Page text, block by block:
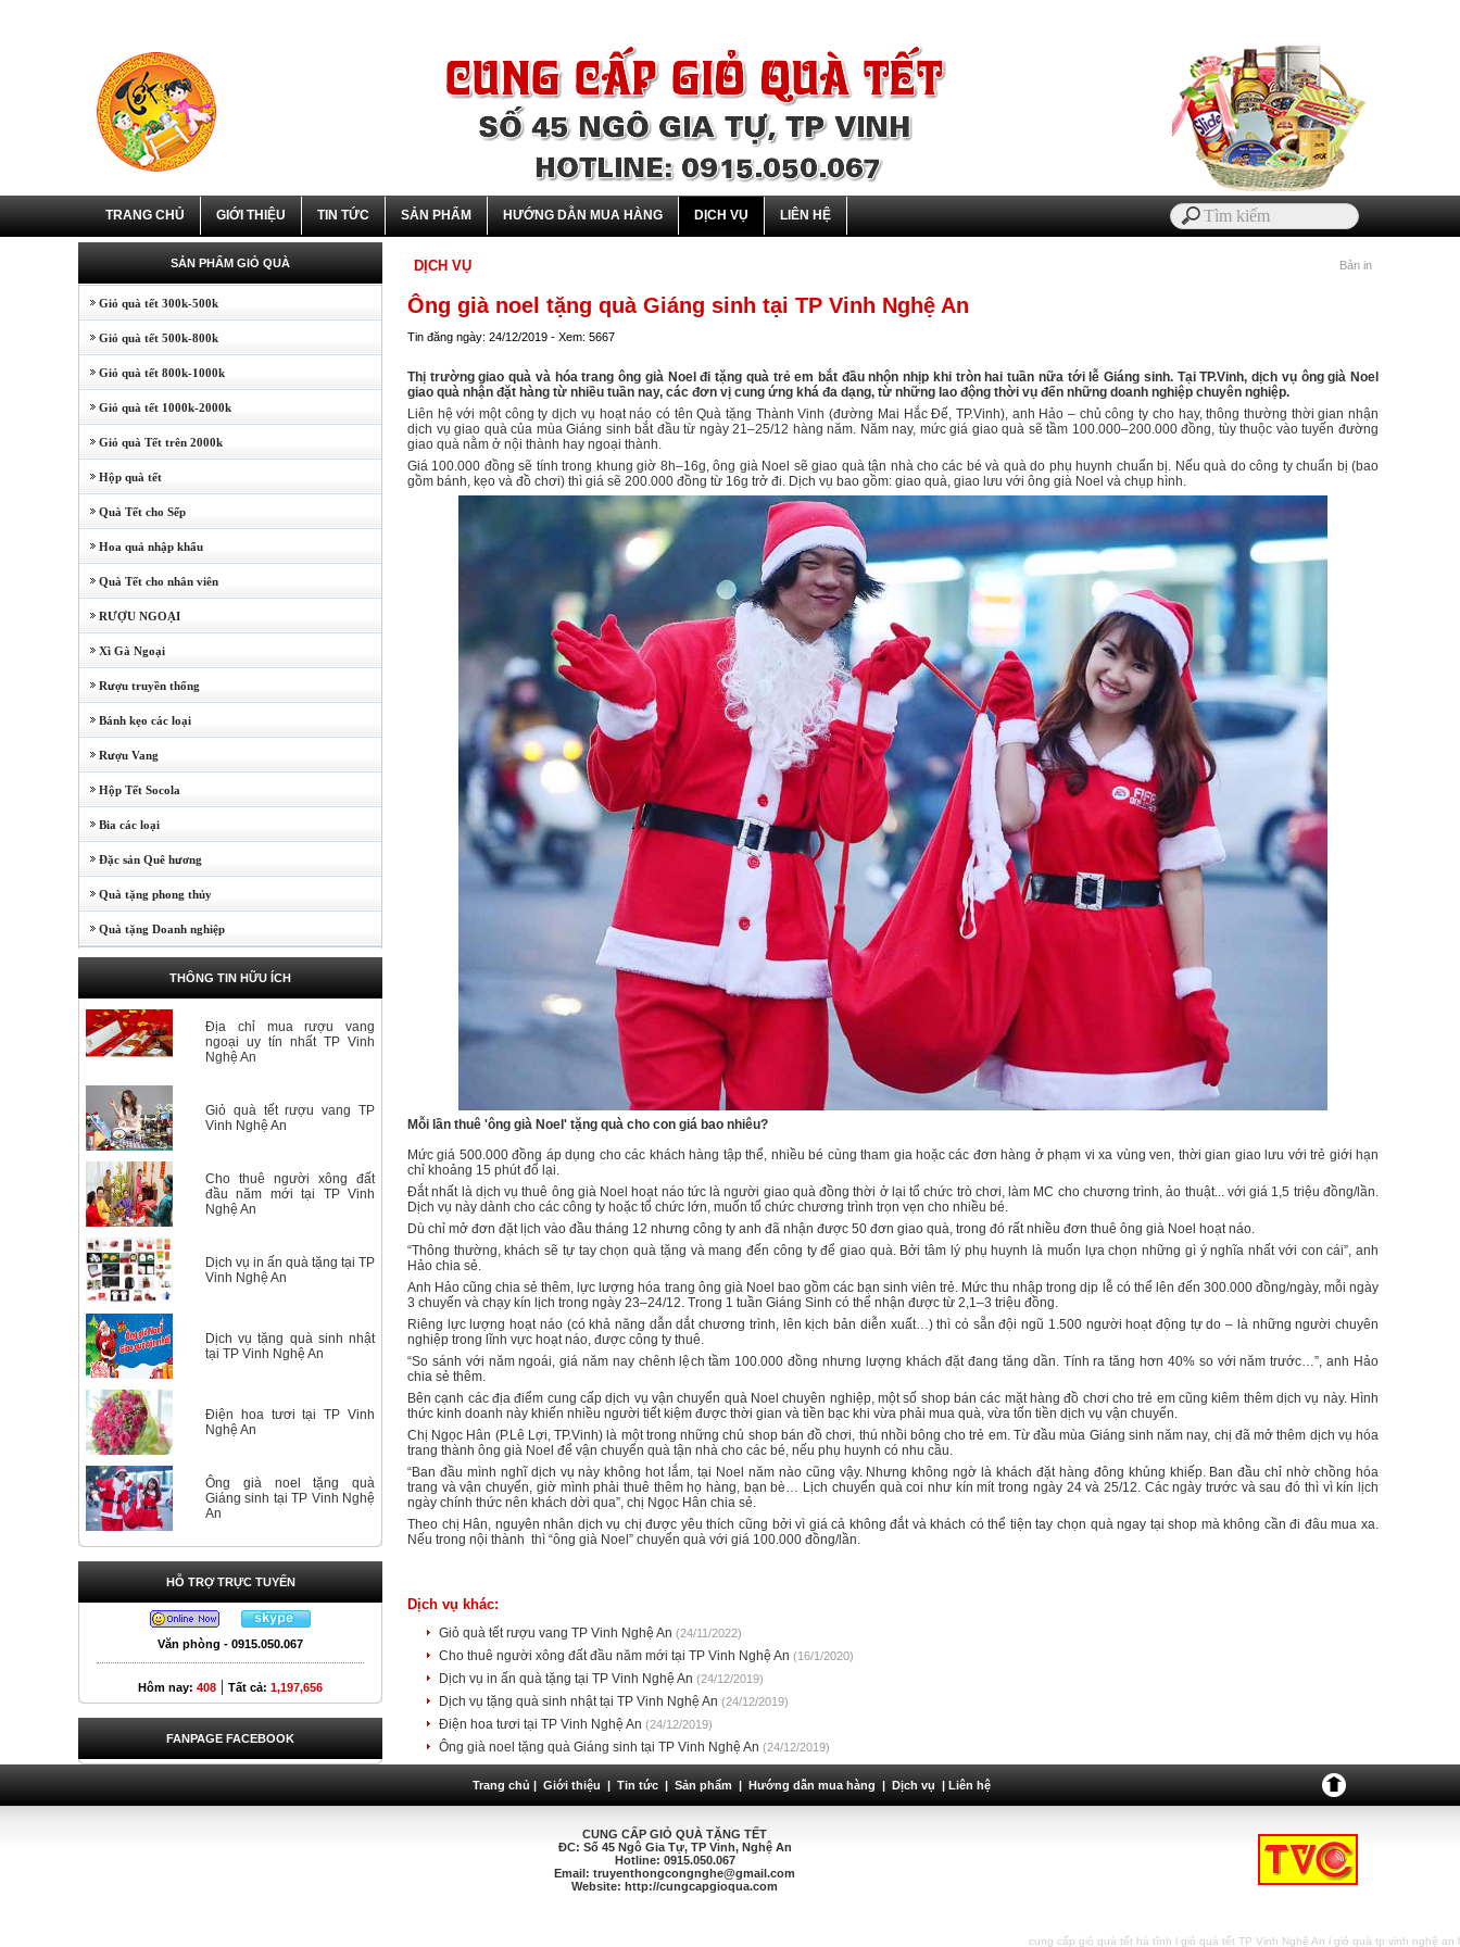
TRANG CHỦ GIỚI THIỆU TIN TỨC SẢN PHẨM HƯỚNG DẪN MUA HÀNG DỊCH VỤ LIÊN HỆ
SẢN PHẨM GIỎ QUÀ
Giỏ quà tết 300k-500k
Giỏ quà tết 500k-800k
Giỏ quà tết 800k-1000k
Giỏ quà tết 1000k-2000k
Giỏ quà Tết trên 2000k
Hộp quà tết
Quà Tết cho Sếp
Hoa quả nhập khẩu
Quà Tết cho nhân viên
RƯỢU NGOẠI
Xì Gà Ngoại
Rượu truyền thống
Bánh kẹo các loại
Rượu Vang
Hộp Tết Socola
Bia các loại
Đặc sản Quê hương
Quà tặng phong thủy
Quà tặng Doanh nghiệp
THÔNG TIN HỮU ÍCH
Địa chỉ mua rượu vang
ngoại uy tín nhất TP Vinh
Nghệ An
Giỏ quà tết rượu vang TP
Vinh Nghệ An
Cho thuê người xông đất
đầu năm mới tại TP Vinh
Nghệ An
Dịch vụ in ấn quà tặng tại TP
Vinh Nghệ An
Dịch vụ tặng quà sinh nhật
tại TP Vinh Nghệ An
Điện hoa tươi tại TP Vinh
Nghệ An
Ông già noel tặng quà
Giáng sinh tại TP Vinh Nghệ
An
HỖ TRỢ TRỰC TUYẾN
Văn phòng - 0915.050.067
Hôm nay: 408 | Tất cả: 1,197,656
FANPAGE FACEBOOK
DỊCH VỤ Bản in
Ông già noel tặng quà Giáng sinh tại TP Vinh Nghệ An
Tin đăng ngày: 24/12/2019 - Xem: 5667
Thị trường giao quà và hóa trang ông già Noel đi tặng quà trẻ em bắt đầu nhộn nhịp khi tròn hai tuần nữa tới lễ Giáng sinh. Tại TP.Vinh, dịch vụ ông già Noel
giao quà nhận đặt hàng từ nhiều tuần nay, các đơn vị cung ứng khá đa dạng, từ những lao động thời vụ đến những doanh nghiệp chuyên nghiệp.
Liên hệ với một công ty dịch vụ hoạt náo có tên Quà tặng Thành Vinh (đường Mai Hắc Đế, TP.Vinh), anh Hảo – chủ công ty cho hay, thông thường thời gian nhận
dịch vụ giao quà của mùa Giáng sinh bắt đầu từ ngày 21–25/12 hàng năm. Năm nay, mức giá giao quà sẽ tầm 100.000–200.000 đồng, tùy thuộc vào tuyến đường
giao quà nằm ở nội thành hay ngoại thành.
Giá 100.000 đồng sẽ tính trong khung giờ 8h–16g, ông già Noel sẽ giao quà tận nhà cho các bé và quà do phụ huynh chuẩn bị. Nếu quà do công ty chuẩn bị (bao
gồm bánh, kẹo và đồ chơi) thì giá sẽ 200.000 đồng từ 16g trở đi. Dịch vụ bao gồm: giao quà, giao lưu với ông già Noel và chụp hình.
Mỗi lần thuê 'ông già Noel' tặng quà cho con giá bao nhiêu?
Mức giá 500.000 đồng áp dụng cho các khách hàng tập thể, nhiều bé cùng tham gia hoặc các đơn hàng ở phạm vi xa vùng ven, thời gian giao lưu với trẻ giới hạn
chỉ khoảng 15 phút đổ lại.
Đắt nhất là dịch vụ thuê ông già Noel hoạt náo tức là người giao quà đồng thời ở lại tổ chức trò chơi, làm MC cho chương trình, ảo thuật... với giá 1,5 triệu đồng/lần.
Dịch vụ này dành cho các công ty hoặc tổ chức lớn, muốn tổ chức chương trình trọn vẹn cho nhiều bé.
Dù chỉ mở đơn đặt lịch vào đầu tháng 12 nhưng công ty anh đã nhận được 50 đơn giao quà, trong đó rất nhiều đơn thuê ông già Noel hoạt náo.
“Thông thường, khách sẽ tự tay chọn quà tặng và mang đến công ty để giao quà. Bởi tâm lý phụ huynh là muốn lựa chọn những gì ý nghĩa nhất với con cái”, anh
Hảo chia sẻ.
Anh Hảo cũng chia sẻ thêm, lực lượng hóa trang ông già Noel bao gồm các bạn sinh viên trẻ. Mức thu nhập trong dịp lễ có thể lên đến 300.000 đồng/ngày, mỗi ngày
3 chuyến và chạy kín lịch trong ngày 23–24/12. Trong 1 tuần Giáng Sinh có thể nhận được từ 2,1–3 triệu đồng.
Riêng lực lượng hoạt náo (có khả năng dẫn dắt chương trình, lên kịch bản diễn xuất…) thì có sẵn đội ngũ 1.500 người hoạt động tự do – là những người chuyên
nghiệp trong lĩnh vực hoạt náo, được công ty thuê.
“So sánh với năm ngoái, giá năm nay chênh lệch tầm 100.000 đồng nhưng lượng khách đặt đang tăng dần. Tính ra tăng hơn 40% so với năm trước…”, anh Hảo
chia sẻ thêm.
Bên cạnh các địa điểm cung cấp dịch vụ vận chuyển quà Noel chuyên nghiệp, một số shop bán các mặt hàng đồ chơi cho trẻ em cũng kiêm thêm dịch vụ này. Hình
thức kinh doanh này khiến nhiều người tiết kiệm được thời gian và tiền bạc khi vừa phải mua quà, vừa tốn tiền dịch vụ vận chuyển.
Chị Ngọc Hân (P.Lê Lợi, TP.Vinh) là một trong những chủ shop bán đồ chơi, thú nhồi bông cho trẻ em. Từ đầu mùa Giáng sinh năm nay, chị đã mở thêm dịch vụ hóa
trang thành ông già Noel để vận chuyển quà tận nhà cho các bé, nếu phụ huynh có nhu cầu.
“Ban đầu mình nghĩ dịch vụ này không hot lắm, tại Noel năm nào cũng vậy. Nhưng không ngờ là khách đặt hàng đông khủng khiếp. Ban đầu chỉ nhờ chồng hóa
trang và vận chuyển, giờ mình phải thuê thêm họ hàng, bạn bè… Lịch chuyển quà coi như kín mít trong ngày 24 và 25/12. Các ngày trước và sau đó thì vì kín lịch
ngày chính thức nên khách dời qua”, chị Ngọc Hân chia sẻ.
Theo chị Hân, nguyên nhân dịch vụ chị được yêu thích cũng bởi vì giá cả không đắt và khách có thể tiện tay chọn quà ngay tại shop mà không cần đi đâu mua xa.
Nếu trong nội thành thì “ông già Noel” chuyển quà với giá 100.000 đồng/lần.
Dịch vụ khác:
Giỏ quà tết rượu vang TP Vinh Nghệ An (24/11/2022)
Cho thuê người xông đất đầu năm mới tại TP Vinh Nghệ An (16/1/2020)
Dịch vụ in ấn quà tặng tại TP Vinh Nghệ An (24/12/2019)
Dịch vụ tặng quà sinh nhật tại TP Vinh Nghệ An (24/12/2019)
Điện hoa tươi tại TP Vinh Nghệ An (24/12/2019)
Ông già noel tặng quà Giáng sinh tại TP Vinh Nghệ An (24/12/2019)
Trang chủ | Giới thiệu | Tin tức | Sản phẩm | Hướng dẫn mua hàng | Dịch vụ | Liên hệ
CUNG CẤP GIỎ QUÀ TẶNG TẾT
ĐC: Số 45 Ngô Gia Tự, TP Vinh, Nghệ An
Hotline: 0915.050.067
Email: truyenthongcongnghe@gmail.com
Website: http://cungcapgioqua.com
cung cấp giỏ quà tết hà tĩnh l giỏ quà tết TP Vinh Nghệ An l giỏ quà tp vinh nghệ an l